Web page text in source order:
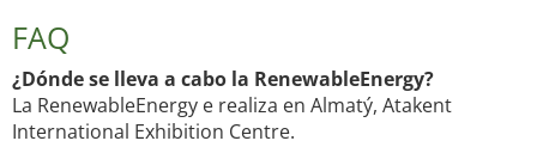
FAQ
¿Dónde se lleva a cabo la RenewableEnergy?
La RenewableEnergy e realiza en Almatý, Atakent
International Exhibition Centre.